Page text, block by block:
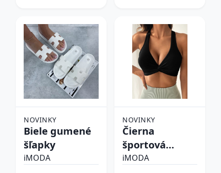
NOVINKY
Biele gumené
šľapky
iMODA
NOVINKY
Čierna
športová
podprsenka
iMODA